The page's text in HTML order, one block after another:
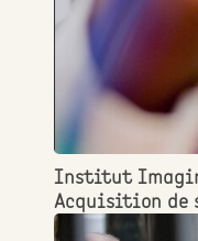
Institut
Acquisition de